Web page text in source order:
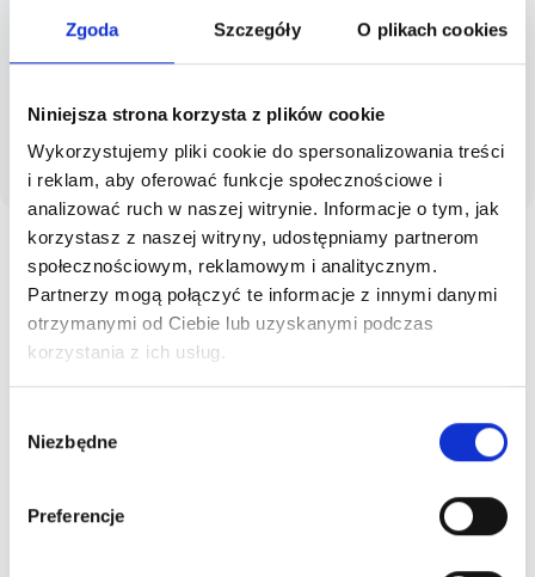
Zgoda Szczegóły O plikach cookies
Niniejsza strona korzysta z plików cookie
Wykorzystujemy pliki cookie do spersonalizowania treści
i reklam, aby oferować funkcje społecznościowe i
analizować ruch w naszej witrynie. Informacje o tym, jak
korzystasz z naszej witryny, udostępniamy partnerom
społecznościowym, reklamowym i analitycznym.
Partnerzy mogą połączyć te informacje z innymi danymi
otrzymanymi od Ciebie lub uzyskanymi podczas
korzystania z ich usług.
zgody
Niezbędne
Preferencje
Wymiary:
ich aktualizacji ceny widoczne na stronie nie stanowią oferty
naszych handlowców.
Przepraszamy za utrudnienia.
Zobacz również